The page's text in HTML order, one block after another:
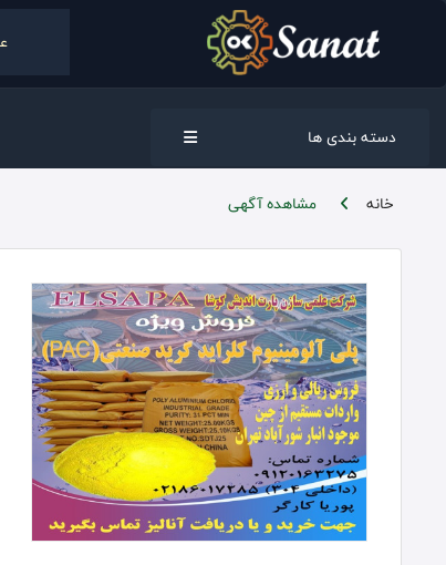
دسته بندی ها
خانه مشاهده آگهی